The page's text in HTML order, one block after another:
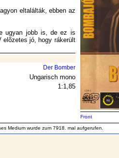
eltalálták, ebben az
ugyan jobb is, de ez is
elõzetes jó, hogy rákerült
Der Bomber
Ungarisch mono
1:1,85
Front
Medium wurde zum 7918. mal aufgerufen.